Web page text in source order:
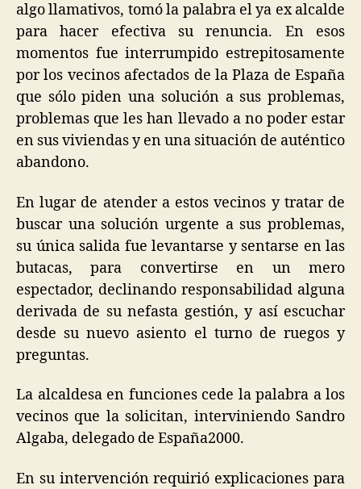
algo llamativos, tomó la palabra el ya ex alcalde
para hacer efectiva su renuncia. En esos
momentos fue interrumpido estrepitosamente
por los vecinos afectados de la Plaza de España
que sólo piden una solución a sus problemas,
problemas que les han llevado a no poder estar
en sus viviendas y en una situación de auténtico
abandono.
En lugar de atender a estos vecinos y tratar de
buscar una solución urgente a sus problemas,
su única salida fue levantarse y sentarse en las
butacas, para convertirse en un mero
espectador, declinando responsabilidad alguna
derivada de su nefasta gestión, y así escuchar
desde su nuevo asiento el turno de ruegos y
preguntas.
La alcaldesa en funciones cede la palabra a los
vecinos que la solicitan, interviniendo Sandro
Algaba, delegado de España2000.
En su intervención requirió explicaciones para